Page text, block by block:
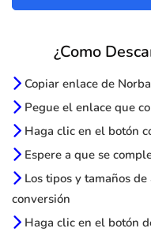
¿Como
Copiar enlace de
Pegue el enlace que
Haga clic en el botón
Espere a que se
Los tipos y tamaños
conversión
Haga clic en el botón